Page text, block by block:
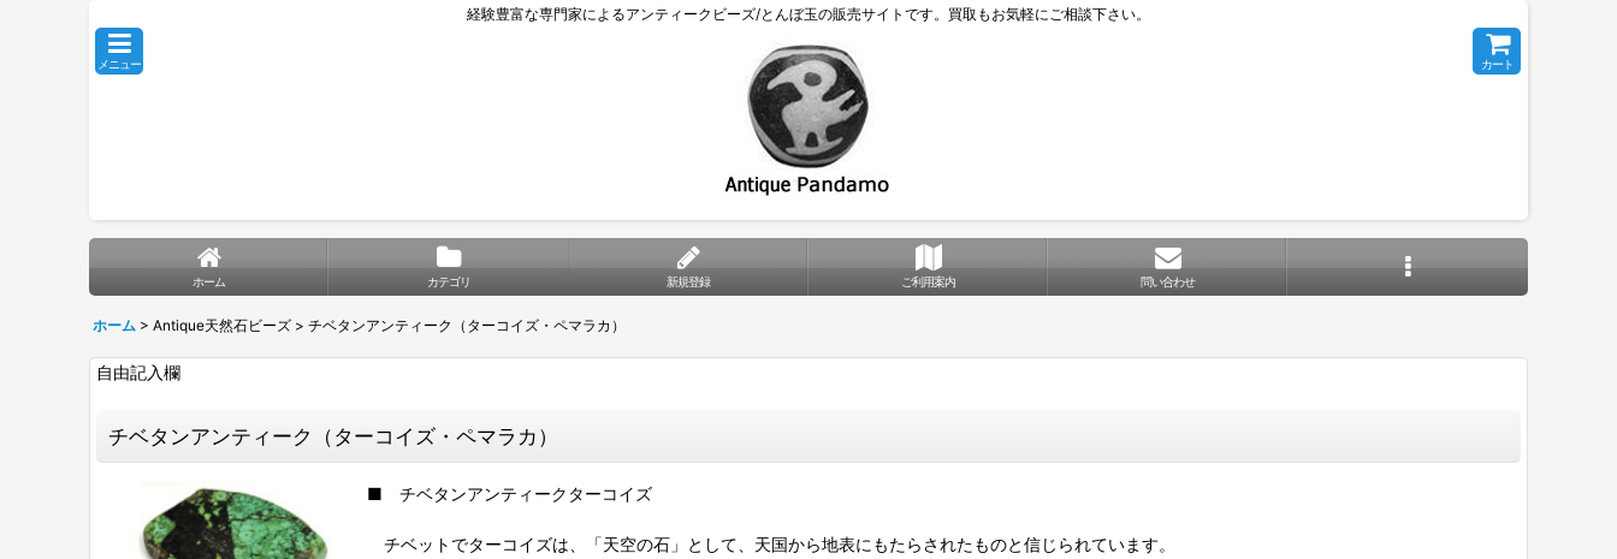
経験豊富な専門家によるアンティークビーズ/とんぼ玉の販売サイトです。買取もお気軽にご相談下さい。
メニュー カート
ホーム カテゴリ 新規登録 ご利用案内 問い合わせ
ホーム > Antique天然石ビーズ > チベタンアンティーク（ターコイズ・ペマラカ）
自由記入欄
チベタンアンティーク（ターコイズ・ペマラカ）
■ チベタンアンティークターコイズ
チベットでターコイズは、「天空の石」として、天国から地表にもたらされたものと信じられています。